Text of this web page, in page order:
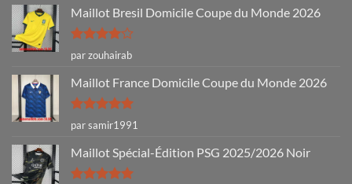
Maillot Bresil Domicile Coupe du Monde 2026
Note4
sur 5
par zouhairab
Maillot France Domicile Coupe du Monde 2026
Note5sur
5
par samir1991
Maillot Spécial-Édition PSG 2025/2026 Noir